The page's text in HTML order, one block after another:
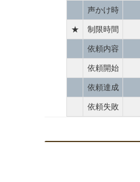
声かけ時
★ 制限時間
依頼内容
依頼開始
依頼達成
依頼失敗